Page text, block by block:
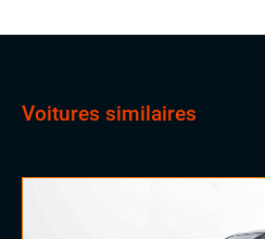
Voitures similaires